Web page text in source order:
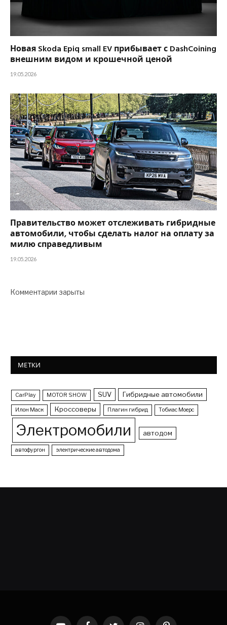
Новая Skoda Epiq small EV прибывает с DashCoining
внешним видом и крошечной ценой
19.05.2026
Правительство может отслеживать гибридные
автомобили, чтобы сделать налог на оплату за
милю справедливым
19.05.2026
Комментарии зарыты
МЕТКИ
CarPlay MOTOR SHOW SUV Гибридные автомобили
Илон Маск Кроссоверы Плагин гибрид Тобиас Моерс
Электромобили автодом
автофургон электрические автодома